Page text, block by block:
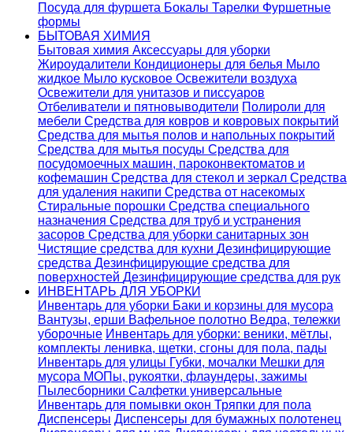
Посуда для фуршета Бокалы Тарелки Фуршетные
формы
БЫТОВАЯ ХИМИЯ
Бытовая химия Аксессуары для уборки
Жироудалители Кондиционеры для белья Мыло
жидкое Мыло кусковое Освежители воздуха
Освежители для унитазов и писсуаров
Отбеливатели и пятновыводители Полироли для
мебели Средства для ковров и ковровых покрытий
Средства для мытья полов и напольных покрытий
Средства для мытья посуды Средства для
посудомоечных машин, пароконвектоматов и
кофемашин Средства для стекол и зеркал Средства
для удаления накипи Средства от насекомых
Стиральные порошки Cредства специального
назначения Средства для труб и устранения
засоров Средства для уборки санитарных зон
Чистящие средства для кухни Дезинфицирующие
средства Дезинфицирующие средства для
поверхностей Дезинфицирующие средства для рук
ИНВЕНТАРЬ ДЛЯ УБОРКИ
Инвентарь для уборки Баки и корзины для мусора
Вантузы, ерши Вафельное полотно Ведра, тележки
уборочные Инвентарь для уборки: веники, мётлы,
комплекты ленивка, щетки, сгоны для пола, пады
Инвентарь для улицы Губки, мочалки Мешки для
мусора МОПы, рукоятки, флаундеры, зажимы
Пылесборники Салфетки универсальные
Инвентарь для помывки окон Тряпки для пола
Диспенсеры Диспенсеры для бумажных полотенец